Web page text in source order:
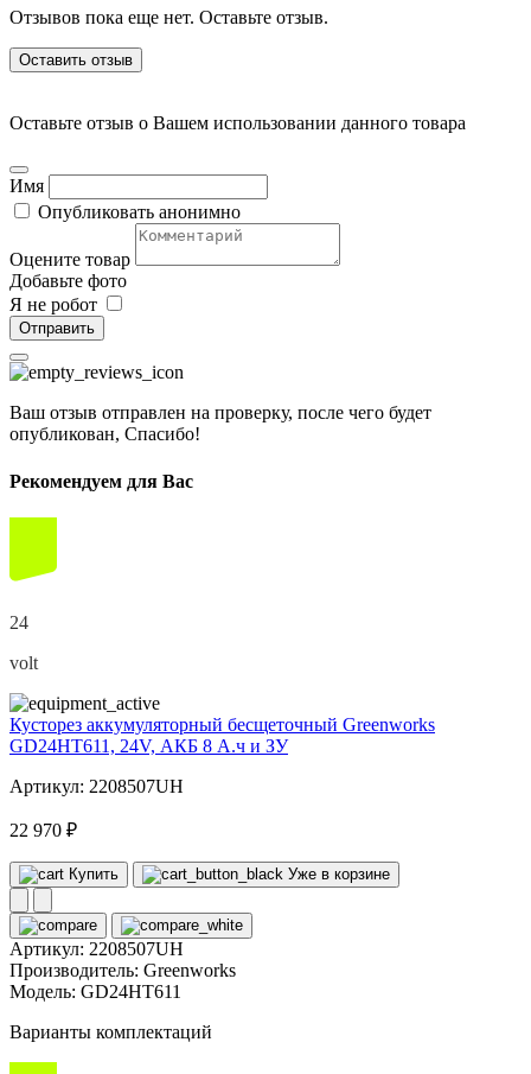
Отзывов пока еще нет. Оставьте отзыв.
Оставить отзыв
Оставьте отзыв о Вашем использовании данного товара
Имя
Опубликовать анонимно
Оцените товар
Добавьте фото
Я не робот
Отправить
Ваш отзыв отправлен на проверку, после чего будет
опубликован, Спасибо!
Рекомендуем для Вас
24
volt
Кусторез аккумуляторный бесщеточный Greenworks
GD24HT611, 24V, АКБ 8 А.ч и ЗУ
Артикул: 2208507UH
22 970 ₽
Купить Уже в корзине
Артикул: 2208507UH
Производитель: Greenworks
Модель: GD24HT611
Варианты комплектаций